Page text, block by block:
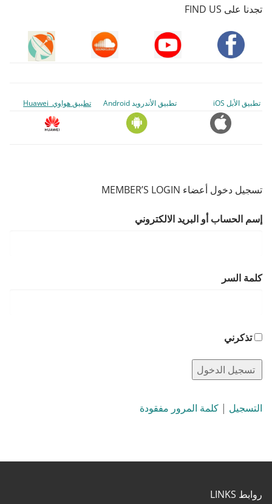
تجدنا على FIND US
تطبيق الأبل iOS تطبيق الأندرويد Android تطبيق هواوي Huawei
تسجيل دخول أعضاء MEMBER’S LOGIN
إسم الحساب أو البريد الالكتروني
كلمة السر
تذكرني
التسجيل | كلمة المرور مفقودة
روابط LINKS